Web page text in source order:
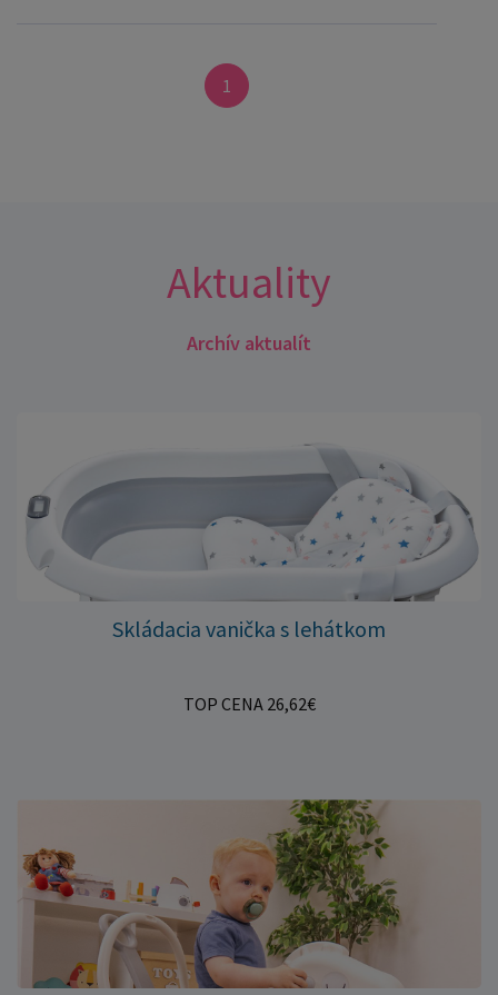
1
Aktuality
Archív aktualít
Skládacia vanička s lehátkom
TOP CENA 26,62€